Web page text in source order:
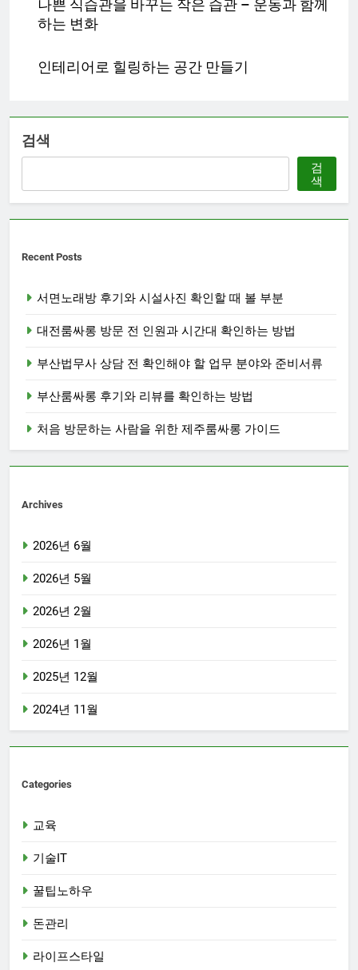
나쁜 식습관을 바꾸는 작은 습관 – 운동과 함께
하는 변화
인테리어로 힐링하는 공간 만들기
검색
검
색
Recent Posts
서면노래방 후기와 시설사진 확인할 때 볼 부분
대전룸싸롱 방문 전 인원과 시간대 확인하는 방법
부산법무사 상담 전 확인해야 할 업무 분야와 준비서류
부산룸싸롱 후기와 리뷰를 확인하는 방법
처음 방문하는 사람을 위한 제주룸싸롱 가이드
Archives
2026년 6월
2026년 5월
2026년 2월
2026년 1월
2025년 12월
2024년 11월
Categories
교육
기술IT
꿀팁노하우
돈관리
라이프스타일